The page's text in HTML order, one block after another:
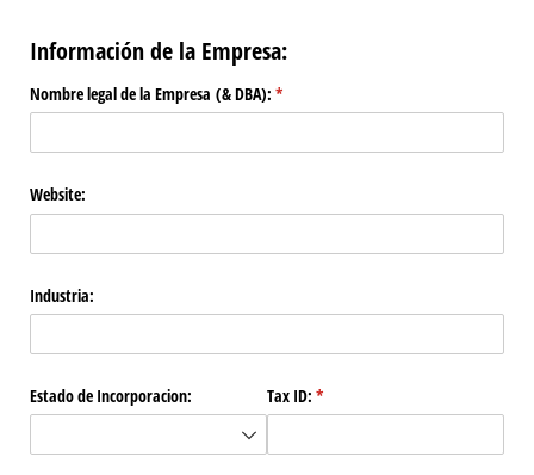
Información de la Empresa:
Nombre legal de la Empresa (& DBA): *
(required)
Website:
Industria:
Estado de Incorporacion: Tax ID: *
(required)